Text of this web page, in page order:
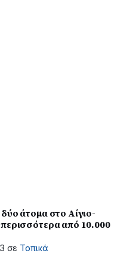
άτομα στο Αίγιο-
από 10.000
σε Τοπικά